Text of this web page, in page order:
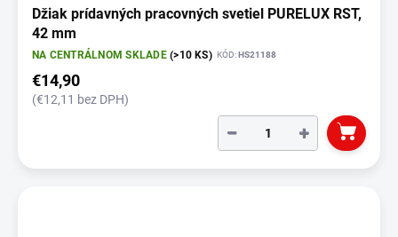
Džiak prídavných pracovných svetiel PURELUX RST,
42 mm
NA CENTRÁLNOM SKLADE(>10 KS) KÓD:HS21188
€14,90
(€12,11 bez DPH)
+
−